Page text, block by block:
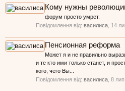
Кому нужны
форум просто умрет.
Повідомлення від: василиса 14
Пенсионная реформа
Может я и не правильно
и те кто ими только станет, и
кого, чего Вы...
Повідомлення від: василиса 8 лип